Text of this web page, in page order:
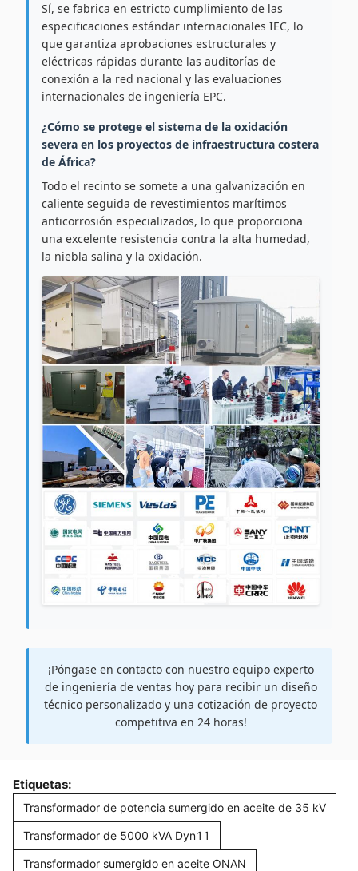
Sí, se fabrica en estricto cumplimiento de las
especificaciones estándar internacionales IEC, lo
que garantiza aprobaciones estructurales y
eléctricas rápidas durante las auditorías de
conexión a la red nacional y las evaluaciones
internacionales de ingeniería EPC.
¿Cómo se protege el sistema de la oxidación
severa en los proyectos de infraestructura costera
de África?
Todo el recinto se somete a una galvanización en
caliente seguida de revestimientos marítimos
anticorrosión especializados, lo que proporciona
una excelente resistencia contra la alta humedad,
la niebla salina y la oxidación.
¡Póngase en contacto con nuestro equipo experto
de ingeniería de ventas hoy para recibir un diseño
técnico personalizado y una cotización de proyecto
competitiva en 24 horas!
Etiquetas:
Transformador de potencia sumergido en aceite de 35 kV
Transformador de 5000 kVA Dyn11
Transformador sumergido en aceite ONAN